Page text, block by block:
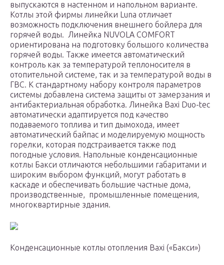
выпускаются в настенном и напольном варианте.
Котлы этой фирмы линейки Luna отличает
возможность подключения внешнего бойлера для
горячей воды. Линейка NUVOLA COMFORT
ориентирована на подготовку большого количества
горячей воды. Также имеется автоматический
контроль как за температурой теплоносителя в
отопительной системе, так и за температурой воды в
ГВС. К стандартному набору контроля параметров
системы добавлена система защиты от замерзания и
антибактериальная обработка. Линейка Baxi Duo-tec
автоматически адаптируется под качество
подаваемого топлива и тип дымохода, имеет
автоматический байпас и моделируемую мощность
горелки, которая подстраивается также под
погодные условия. Напольные конденсационные
котлы Бакси отличаются небольшими габаритами и
широким выбором функций, могут работать в
каскаде и обеспечивать большие частные дома,
производственные, промышленные помещения,
многоквартирные здания.
Конденсационные котлы отопления Baxi («Бакси»)